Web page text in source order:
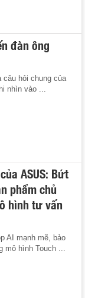
đàn ông
hỏi chung của
nhìn vào ...
ASUS: Bứt
phẩm chủ
hình tư vấn
AI mạnh mẽ, bảo
mô hình Touch ...